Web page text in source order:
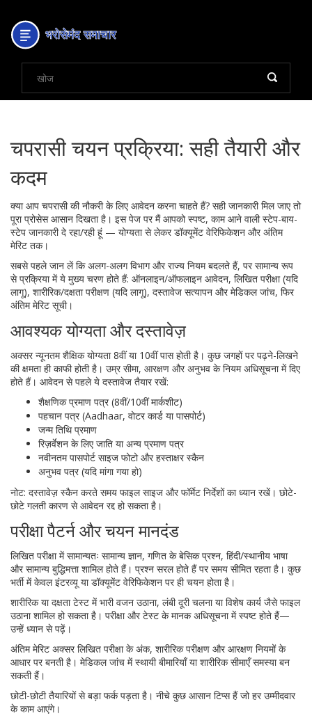
चपरासी चयन प्रक्रिया: सही तैयारी और
कदम
क्या आप चपरासी की नौकरी के लिए आवेदन करना चाहते हैं? सही जानकारी मिल जाए तो
पूरा प्रोसेस आसान दिखता है। इस पेज पर मैं आपको स्पष्ट, काम आने वाली स्टेप-बाय-
स्टेप जानकारी दे रहा/रही हूं — योग्यता से लेकर डॉक्यूमेंट वेरिफिकेशन और अंतिम
मेरिट तक।
सबसे पहले जान लें कि अलग-अलग विभाग और राज्य नियम बदलते हैं, पर सामान्य रूप
से प्रक्रिया में ये मुख्य चरण होते हैं: ऑनलाइन/ऑफलाइन आवेदन, लिखित परीक्षा (यदि
लागू), शारीरिक/दक्षता परीक्षण (यदि लागू), दस्तावेज सत्यापन और मेडिकल जांच, फिर
अंतिम मेरिट सूची।
आवश्यक योग्यता और दस्तावेज़
अक्सर न्यूनतम शैक्षिक योग्यता 8वीं या 10वीं पास होती है। कुछ जगहों पर पढ़ने-लिखने
की क्षमता ही काफी होती है। उम्र सीमा, आरक्षण और अनुभव के नियम अधिसूचना में दिए
होते हैं। आवेदन से पहले ये दस्तावेज तैयार रखें:
शैक्षणिक प्रमाण पत्र (8वीं/10वीं मार्कशीट)
पहचान पत्र (Aadhaar, वोटर कार्ड या पासपोर्ट)
जन्म तिथि प्रमाण
रिज़र्वेशन के लिए जाति या अन्य प्रमाण पत्र
नवीनतम पासपोर्ट साइज फोटो और हस्ताक्षर स्कैन
अनुभव पत्र (यदि मांगा गया हो)
नोट: दस्तावेज़ स्कैन करते समय फाइल साइज और फॉर्मेट निर्देशों का ध्यान रखें। छोटे-
छोटे गलती कारण से आवेदन रद्द हो सकता है।
परीक्षा पैटर्न और चयन मानदंड
लिखित परीक्षा में सामान्यतः सामान्य ज्ञान, गणित के बेसिक प्रश्न, हिंदी/स्थानीय भाषा
और सामान्य बुद्धिमत्ता शामिल होते हैं। प्रश्न सरल होते हैं पर समय सीमित रहता है। कुछ
भर्ती में केवल इंटरव्यू या डॉक्यूमेंट वेरिफिकेशन पर ही चयन होता है।
शारीरिक या दक्षता टेस्ट में भारी वजन उठाना, लंबी दूरी चलना या विशेष कार्य जैसे फाइल
उठाना शामिल हो सकता है। परीक्षा और टेस्ट के मानक अधिसूचना में स्पष्ट होते हैं—
उन्हें ध्यान से पढ़ें।
अंतिम मेरिट अक्सर लिखित परीक्षा के अंक, शारीरिक परीक्षण और आरक्षण नियमों के
आधार पर बनती है। मेडिकल जांच में स्थायी बीमारियाँ या शारीरिक सीमाएँ समस्या बन
सकती हैं।
छोटी-छोटी तैयारियों से बड़ा फर्क पड़ता है। नीचे कुछ आसान टिप्स हैं जो हर उम्मीदवार
के काम आएंगे।